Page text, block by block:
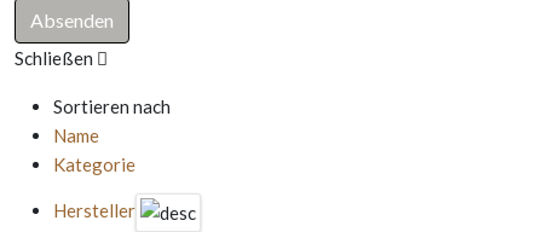
Schließen
Sortieren nach
Name
Kategorie
Hersteller